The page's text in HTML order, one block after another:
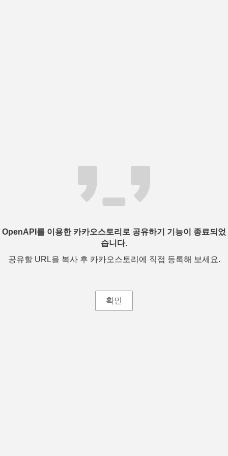
OpenAPI를 이용한 카카오스토리로 공유하기 기능이 종료되었
습니다.
공유할 URL을 복사 후 카카오스토리에 직접 등록해 보세요.
확인